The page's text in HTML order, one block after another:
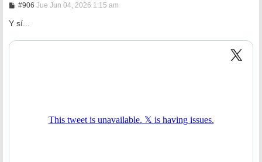
#906MJue Jun 04, 2026 1:15 am
Y sí...